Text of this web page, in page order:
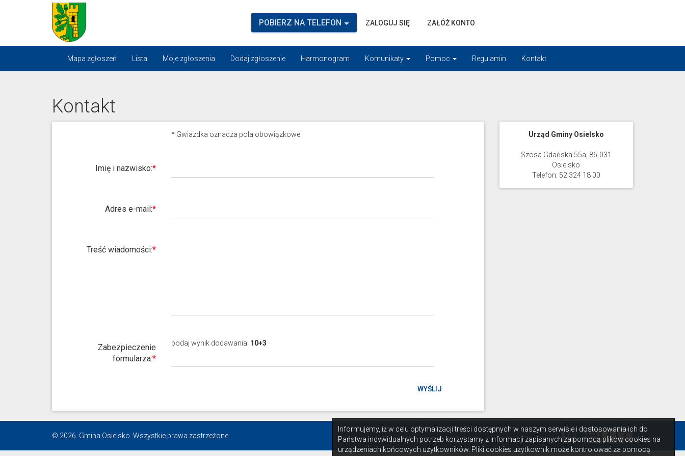
Informujemy, iż w celu optymalizacji treści dostępnych w naszym serwisie i dostosowania ich do
Państwa indywidualnych potrzeb korzystamy z informacji zapisanych za pomocą plików cookies na
urządzeniach końcowych użytkowników. Pliki cookies użytkownik może kontrolować za pomocą
Portal
gminnej
komunikacji
POBIERZ NA TELEFON ZALOGUJ SIĘ ZAŁÓŻ KONTO
Mapa zgłoszeń Lista Moje zgłoszenia Dodaj zgłoszenie Harmonogram Komunikaty Pomoc Regulamin Kontakt
Kontakt
* Gwiazdka oznacza pola obowiązkowe
Imię i nazwisko:
Adres e-mail:
Treść wiadomości:
Zabezpieczenie
formularza:
podajwynik dodawania: 10+3
WYŚLIJ
Urząd Gminy Osielsko
Szosa Gdańska 55a, 86-031
Osielsko
Telefon: 52 324 18 00
© 2026. Gmina Osielsko. Wszystkie prawa zastrzeżone.